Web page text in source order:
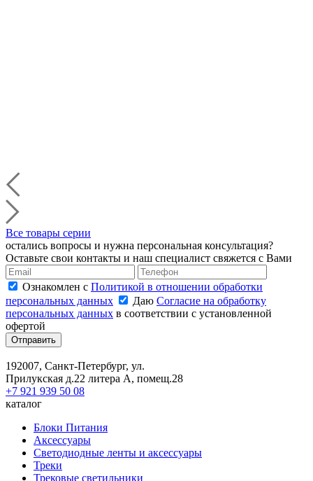
Все товары серии
остались вопросы и нужна персональная консультация?
Оставьте свои контакты и наш специалист свяжется с Вами
Ознакомлен с Политикой в отношении обработки
персональных данных
Даю Согласие на обработку
персональных данных в соответствии с установленной
офертой
Отправить
192007, Санкт-Петербург, ул.
Прилукская д.22 литера А, помещ.28
+7 921 939 50 08
каталог
Блоки Питания
Аксессуары
Светодиодные ленты и аксессуары
Треки
Трековые светильники